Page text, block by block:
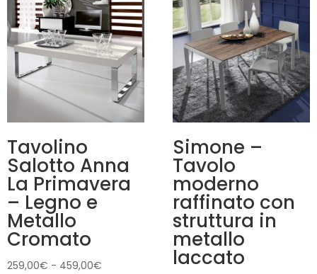
Tavolino
Salotto Anna
La Primavera
– Legno e
Metallo
Cromato
259,00€ - 459,00€
Simone –
Tavolo
moderno
raffinato con
struttura in
metallo
laccato